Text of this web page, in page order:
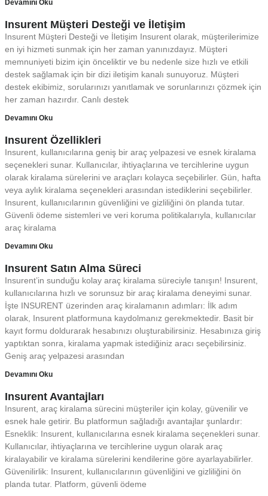
Devamını Oku
Insurent Müşteri Desteği ve İletişim
Insurent Müşteri Desteği ve İletişim Insurent olarak, müşterilerimize
en iyi hizmeti sunmak için her zaman yanınızdayız. Müşteri
memnuniyeti bizim için önceliktir ve bu nedenle size hızlı ve etkili
destek sağlamak için bir dizi iletişim kanalı sunuyoruz. Müşteri
destek ekibimiz, sorularınızı yanıtlamak ve sorunlarınızı çözmek için
her zaman hazırdır. Canlı destek
Devamını Oku
Insurent Özellikleri
Insurent, kullanıcılarına geniş bir araç yelpazesi ve esnek kiralama
seçenekleri sunar. Kullanıcılar, ihtiyaçlarına ve tercihlerine uygun
olarak kiralama sürelerini ve araçları kolayca seçebilirler. Gün, hafta
veya aylık kiralama seçenekleri arasından istediklerini seçebilirler.
Insurent, kullanıcılarının güvenliğini ve gizliliğini ön planda tutar.
Güvenli ödeme sistemleri ve veri koruma politikalarıyla, kullanıcılar
araç kiralama
Devamını Oku
Insurent Satın Alma Süreci
Insurent’in sunduğu kolay araç kiralama süreciyle tanışın! Insurent,
kullanıcılarına hızlı ve sorunsuz bir araç kiralama deneyimi sunar.
İşte INSURENT üzerinden araç kiralamanın adımları: İlk adım
olarak, Insurent platformuna kaydolmanız gerekmektedir. Basit bir
kayıt formu doldurarak hesabınızı oluşturabilirsiniz. Hesabınıza giriş
yaptıktan sonra, kiralama yapmak istediğiniz aracı seçebilirsiniz.
Geniş araç yelpazesi arasından
Devamını Oku
Insurent Avantajları
Insurent, araç kiralama sürecini müşteriler için kolay, güvenilir ve
esnek hale getirir. Bu platformun sağladığı avantajlar şunlardır:
Esneklik: Insurent, kullanıcılarına esnek kiralama seçenekleri sunar.
Kullanıcılar, ihtiyaçlarına ve tercihlerine uygun olarak araç
kiralayabilir ve kiralama sürelerini kendilerine göre ayarlayabilirler.
Güvenilirlik: Insurent, kullanıcılarının güvenliğini ve gizliliğini ön
planda tutar. Platform, güvenli ödeme